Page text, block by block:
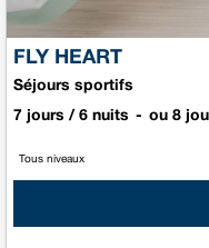
FLY HEART
Séjours sportifs
7 jours / 6 nuits ou 8
Tous niveaux